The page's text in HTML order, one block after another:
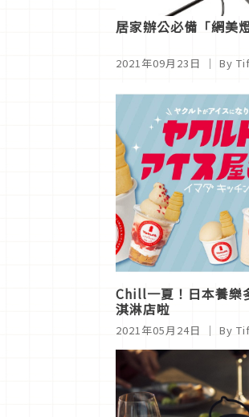
居家辦公必備「網美
2021年09月23日 ｜ By
Chill一夏！日本養樂
淇淋店啦
2021年05月24日 ｜ By